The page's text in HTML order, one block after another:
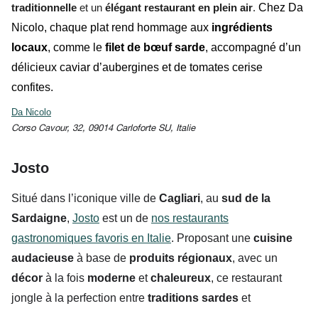
traditionnelle et un élégant restaurant en plein air. Chez Da
Nicolo, chaque plat rend hommage aux ingrédients
locaux, comme le filet de bœuf sarde, accompagné d’un
délicieux caviar d’aubergines et de tomates cerise
confites.
Da Nicolo
Corso Cavour, 32, 09014 Carloforte SU, Italie
Josto
Situé dans l’iconique ville de Cagliari, au sud de la
Sardaigne, Josto est un de nos restaurants
gastronomiques favoris en Italie. Proposant une cuisine
audacieuse à base de produits régionaux, avec un
décor à la fois moderne etchaleureux, ce restaurant
jongle à la perfection entre traditions sardes et